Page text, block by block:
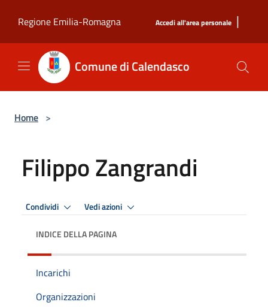
Regione Emilia-Romagna
Accedi all'area personale |
Comune di Calendasco
Home >
Filippo Zangrandi
Condividi Vedi azioni
INDICE DELLA PAGINA
Incarichi
Organizzazioni